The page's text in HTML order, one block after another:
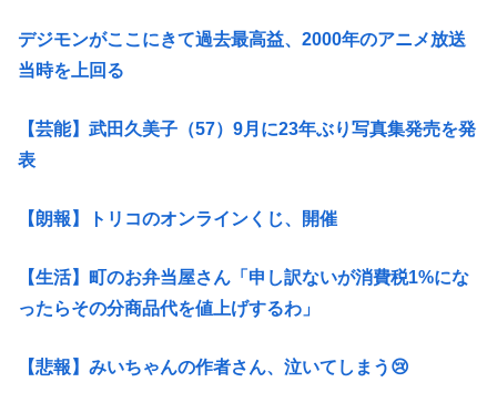
デジモンがここにきて過去最高益、2000年のアニメ放送
当時を上回る
【芸能】武田久美子（57）9月に23年ぶり写真集発売を発
表
【朗報】トリコのオンラインくじ、開催
【生活】町のお弁当屋さん「申し訳ないが消費税1%にな
ったらその分商品代を値上げするわ」
【悲報】みいちゃんの作者さん、泣いてしまう😢